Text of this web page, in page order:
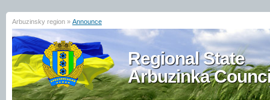
Arbuzinsky region » Announce
Regional State
Arbuzinka